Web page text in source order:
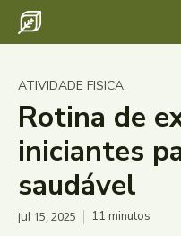
ATIVIDADE FISICA
Rotina de
iniciantes
saudável
jul 15, 2025 11 minutos